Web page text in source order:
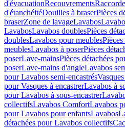
d'évacuationRecouvrements
d'étanchéitéDouilles à braserPièces
braserZone de lavageLavabos
LavabosLavabos doublesPièces
doublesLavabos pour meubles
meublesLavabos à poserPièces
poserLave-mainsPièces détachées
poserLave-mains d'angleLavabos
pour Lavabos semi-encastrés
pour Vasques à encastrerLavabos à
pour Lavabos à sous-encastrer
collectifsLavabos ComfortLavabos
pour Lavabos pour enfantsLavabos
détachées pour Lavabos collectifs